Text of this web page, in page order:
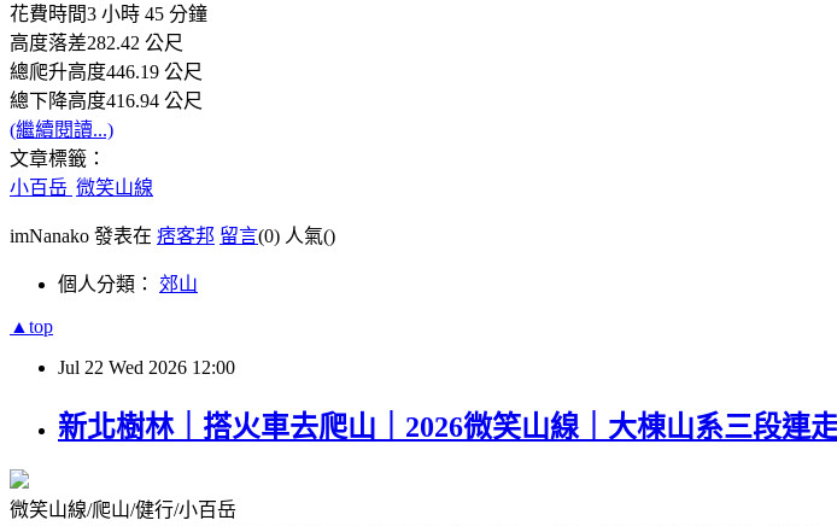
花費時間3 小時 45 分鐘
高度落差282.42 公尺
總爬升高度446.19 公尺
總下降高度416.94 公尺
(繼續閱讀...)
文章標籤：
小百岳 微笑山線
imNanako 發表在 痞客邦 留言(0) 人氣()
個人分類： 郊山
▲top
Jul 22 Wed 2026 12:00
新北樹林｜搭火車去爬山｜2026微笑山線｜大棟山系三段連
微笑山線/爬山/健行/小百岳